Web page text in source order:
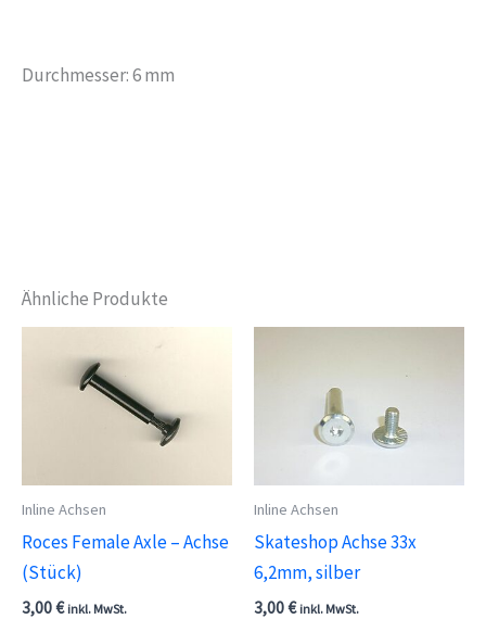
Durchmesser: 6 mm
Ähnliche Produkte
Inline Achsen
Roces Female Axle – Achse
(Stück)
3,00€ inkl. MwSt.
Inline Achsen
Skateshop Achse 33x
6,2mm, silber
3,00€ inkl. MwSt.